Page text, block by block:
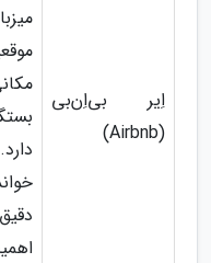
اِیر بی‌اِن‌بی
(Airbnb)
دارد.